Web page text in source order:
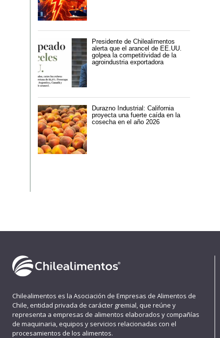
Presidente de Chilealimentos
alerta que el arancel de EE.UU.
golpea la competitividad de la
agroindustria exportadora
Durazno Industrial: California
proyecta una fuerte caída en la
cosecha en el año 2026
Chilealimentos es la Asociación de Empresas de Alimentos de
Chile, entidad privada de carácter gremial, que reúne y
representa a empresas de alimentos elaborados y compañías
de maquinaria, equipos y servicios relacionadas con el
procesamientos de los alimentos.